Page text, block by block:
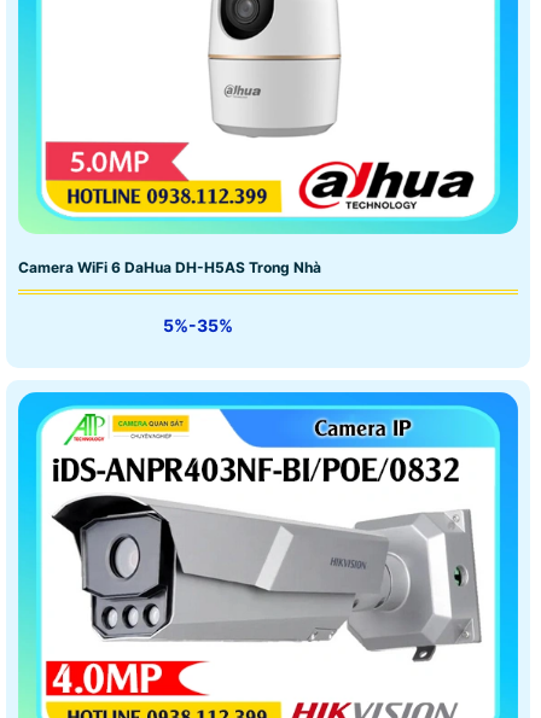
Camera WiFi 6 DaHua DH-H5AS Trong Nhà
5%-35%